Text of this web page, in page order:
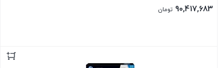
90,417,683 تومان